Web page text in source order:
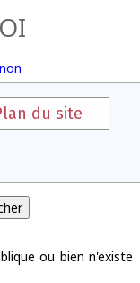
du site
ou bien n'existe